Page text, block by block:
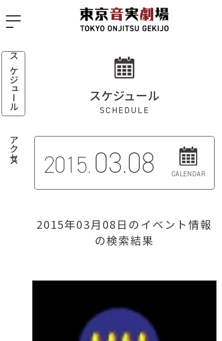
スケジュール
アクセス
スケジュール
SCHEDULE
2015.03.08 CALENDAR
2015年03月08日のイベント情報
の検索結果